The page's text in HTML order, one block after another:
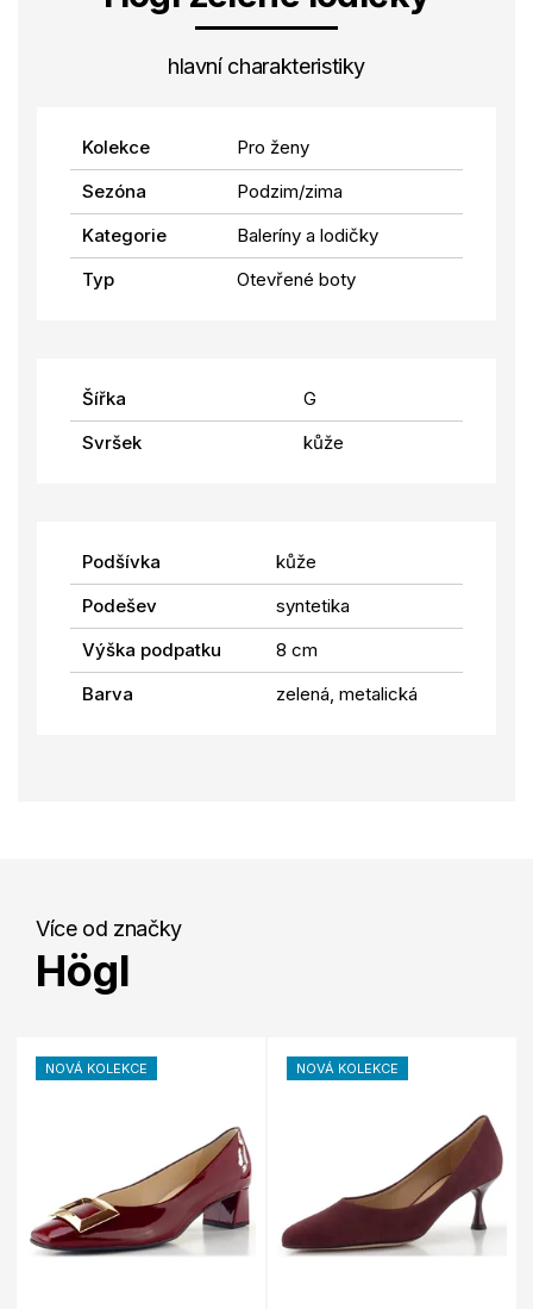
hlavní charakteristiky
Kolekce
Pro ženy
Sezóna
Podzim/zima
Kategorie
Baleríny a lodičky
Typ
Otevřené boty
Šířka
G
Svršek
kůže
Podšívka
kůže
Podešev
syntetika
Výška podpatku
8 cm
Barva
zelená, metalická
Více od značky
Högl
NOVÁ KOLEKCE NOVÁ KOLEKCE